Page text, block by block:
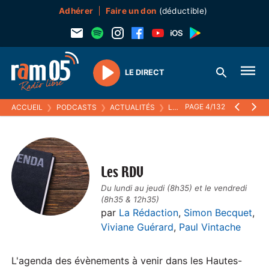
Adhérer Faire un don (déductible)
Play
LE DIRECT
ACCUEIL ❯ PODCASTS ❯ ACTUALITÉS ❯ LES RDV PAGE 4/132
Les RDV
Du lundi au jeudi (8h35) et le vendredi
(8h35 & 12h35)
par La Rédaction, Simon Becquet,
Viviane Guérard, Paul Vintache
L'agenda des évènements à venir dans les Hautes-